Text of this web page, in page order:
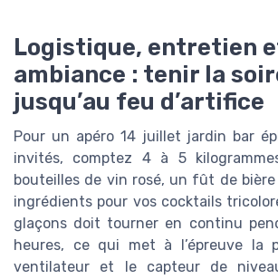
Logistique, entretien
ambiance : tenir la
jusqu’au feu d’artifice
Pour un apéro 14 juillet jardin bar
invités, comptez 4 à 5
bouteilles de vin rosé, un fût de
ingrédients pour vos cocktails
glaçons doit tourner en continu
heures, ce qui met à l’épreuve la
ventilateur et le capteur de